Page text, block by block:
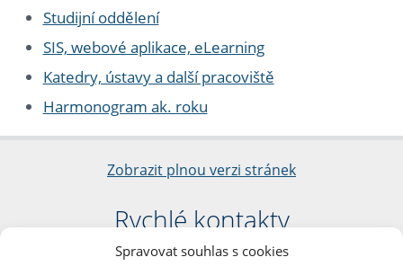
Spravovat souhlas s cookies
Studijní oddělení
SIS, webové aplikace, eLearning
Katedry, ústavy a další pracoviště
Harmonogram ak. roku
Zobrazit plnou verzi stránek
Rychlé kontakty
Filozofická fakulta